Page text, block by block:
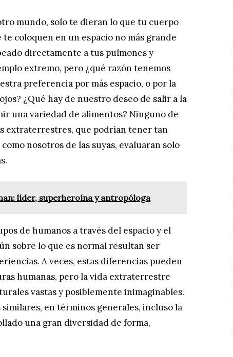
mundo, solo te dieran lo que tu cuerpo
coloquen en un espacio no más grande
directamente a tus pulmones y
extremo, pero ¿qué razón tenemos
preferencia por más espacio, o por la
¿Qué hay de nuestro deseo de salir a la
una variedad de alimentos? Ninguno de
extraterrestres, que podrían tener tan
nosotros de las suyas, evaluaran solo
líder, superheroína y antropóloga
de humanos a través del espacio y el
sobre lo que es normal resultan ser
A veces, estas diferencias pueden
humanas, pero la vida extraterrestre
vastas y posiblemente inimaginables.
en términos generales, incluso la
una gran diversidad de forma,